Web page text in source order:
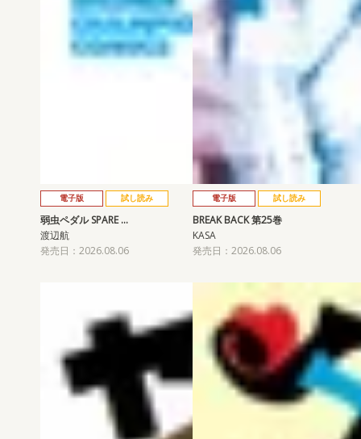
電子版 試し読み
弱虫ペダル SPARE …
渡辺航
発売日：2026.08.06
電子版 試し読み
BREAK BACK 第25巻
KASA
発売日：2026.08.06